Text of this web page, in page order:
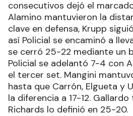
consecutivos dejó el
Alamino mantuvieron la
clave en defensa, Krupp
así Policial se encaminó a
se cerró 25-22 mediante un
Policial se adelantó 7-4 con
el tercer set. Mangini
hasta que Carrón, Elgueta y
la diferencia a 17-12.
Richards lo definió en 25-20.